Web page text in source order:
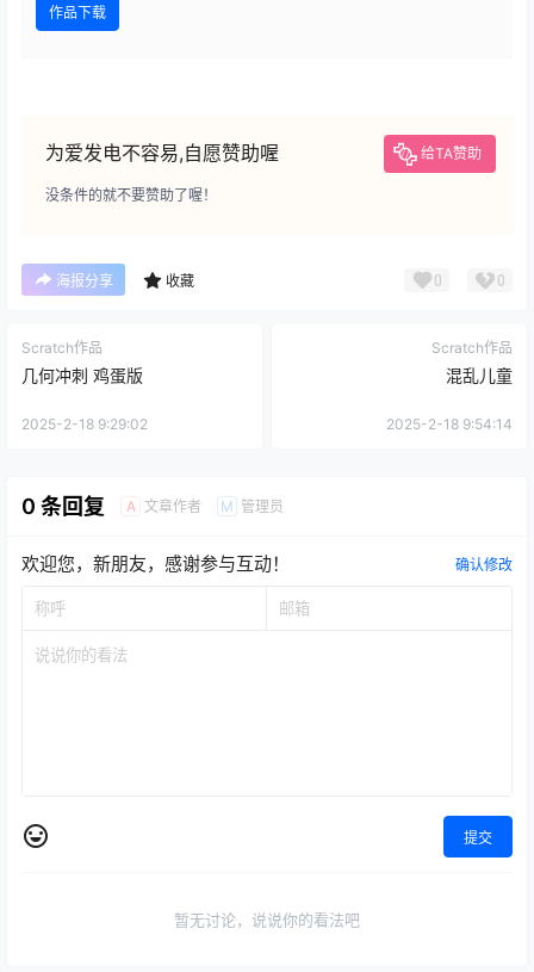
作品下载
为爱发电不容易,自愿赞助喔 给TA赞助
没条件的就不要赞助了喔！
海报分享 收藏 0 0
Scratch作品
几何冲刺 鸡蛋版
2025-2-18 9:29:02
Scratch作品
混乱儿童
2025-2-18 9:54:14
0 条回复 A 文章作者 M 管理员
欢迎您，新朋友，感谢参与互动！ 确认修改
提交
暂无讨论，说说你的看法吧